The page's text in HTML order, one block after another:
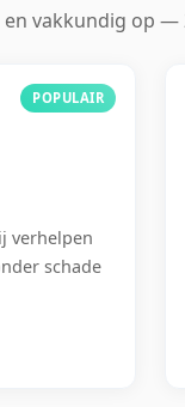
vakkundig op —
POPULAIR
verhelpen
schade